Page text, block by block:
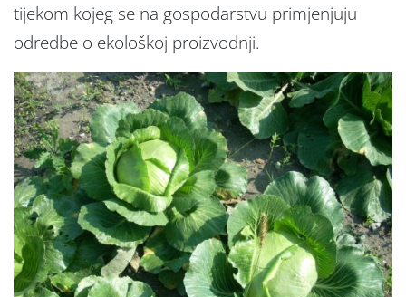
tijekom kojeg se na gospodarstvu primjenjuju
odredbe o ekološkoj proizvodnji.